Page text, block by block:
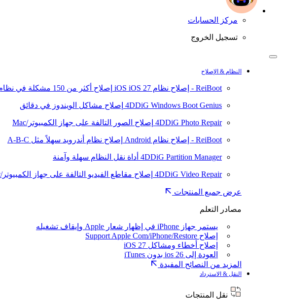
مركز الحسابات
تسجيل الخروج
النظام & الإصلاح
ReiBoot - إصلاح نظام iOS iOS 27 إصلاح أكثر من 150 مشكلة في نظام iOS/iPadOS
4DDiG Windows Boot Genius إصلاح مشاكل الويندوز في دقائق
4DDiG Photo Repair إصلاح الصور التالفة على جهاز الكمبيوتر/Mac
ReiBoot - إصلاح نظام Android إصلاح نظام أندرويد سهلاً مثل A-B-C
4DDiG Partition Manager أداة نقل النظام سهلة وآمنة
4DDiG Video Repair إصلاح مقاطع الفيديو التالفة على جهاز الكمبيوتر/Mac
عرض جميع المنتجات
مصادر التعلم
يستمر جهاز iPhone في إظهار شعار Apple وإيقاف تشغيله
إصلاح Support Apple Com/iPhone/Restore
إصلاح أخطاء ومشاكل iOS 27
العودة إلى ios 26 بدون iTunes
المزيد من النصائح المفيدة
النقل & الاسترداد
نقل المنتجات